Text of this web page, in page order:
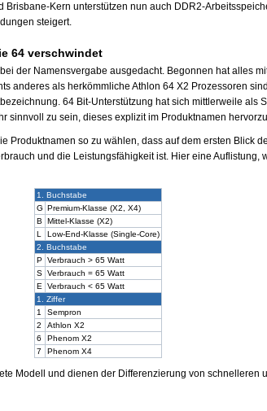
Brisbane-Kern unterstützen nun auch DDR2-
steigert.
64 verschwindet
der Namensvergabe ausgedacht. Begonnen hat alles
anderes als herkömmliche Athlon 64 X2 Prozessoren
64 Bit-Unterstützung hat sich mittlerweile als
sinnvoll zu sein, dieses explizit im Produktnamen
Produktnamen so zu wählen, dass auf dem ersten Blick
und die Leistungsfähigkeit ist. Hier eine Auflistung,
1. Buchstabe
G Premium-Klasse (X2, X4)
B
Mittel-Klasse (X2)
L
Low-End-Klasse (Single-Core)
2. Buchstabe
P Verbrauch > 65 Watt
S Verbrauch = 65 Watt
E
Verbrauch < 65 Watt
1. Ziffer
1
Sempron
2
Athlon X2
6
Phenom X2
7
Phenom X4
Modell und dienen der Differenzierung von schnelleren